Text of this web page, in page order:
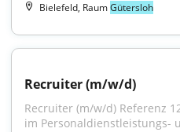
Bielefeld, RaumGütersloh
Recruiter (m/w/d)
Recruiter (m/w/d) Referenz
im Personaldienstleistungs-